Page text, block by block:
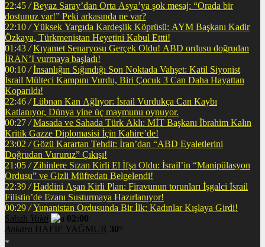
22:45 / Beyaz Saray’dan Orta Asya’ya şok mesaj: “Orada bir
dostunuz var!” Peki arkasında ne var?
22:10 / Yüksek Yargıda Kardeşlik Köprüsü: AYM Başkanı Kadir
Özkaya, Türkmenistan Heyetini Kabul Ettti!
01:43 / Kıyamet Senaryosu Gerçek Oldu! ABD ordusu doğrudan
İRAN’I vurmaya başladı!
00:10 / İnsanlığın Sığındığı Son Noktada Vahşet: Katil Siyonist
İsrail Mülteci Kampını Vurdu, Biri Çocuk 3 Can Daha Hayattan
Koparıldı!
22:46 / Lübnan Kan Ağlıyor: İsrail Vurdukça Can Kaybı
Katlanıyor, Dünya yine üç maymunu oynuyor.
00:27 / Masada ve Sahada Türk Aklı: MİT Başkanı İbrahim Kalın
Kritik Gazze Diplomasisi İçin Kahire’de!
23:02 / Gözü Karartan Tehdit: İran’dan “ABD Eyaletlerini
Doğrudan Vururuz” Çıkışı!
21:05 / Zihinlere Sızan Kirli El İfşa Oldu: İsrail’in “Manipülasyon
Ordusu” ve Gizli Müfredatı Belgelendi!
22:39 / Haddini Aşan Kirli Plan: Firavunun torunları İşgalci İsrail
Filistin’de Ezanı Susturmaya Hazırlanıyor!
00:29 / Yunanistan Ordusunda Bir İlk: Kadınlar Kışlaya Girdi!
Sabah Vakti
02:00
Ankara HAFİF YAĞMUR 30°